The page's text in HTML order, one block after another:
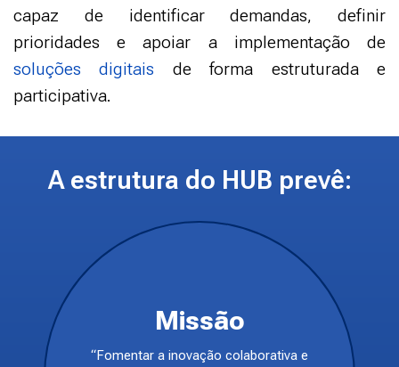
capaz de identificar demandas, definir
prioridades e apoiar a implementação de
soluções digitais de forma estruturada e
participativa.
A estrutura do HUB prevê:
Missão
“Fomentar a inovação colaborativa e